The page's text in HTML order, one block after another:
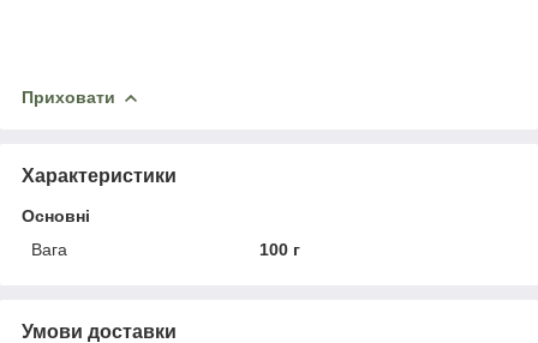
Приховати
Характеристики
Основні
Вага
100 г
Умови доставки